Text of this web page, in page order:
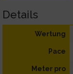
Details
Wertung
Pace
Meter pro